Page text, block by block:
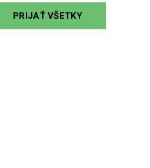
PRIJAŤ VŠETKY